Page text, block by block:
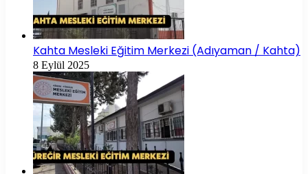
Kahta Mesleki Eğitim Merkezi (Adıyaman / Kahta)
8 Eylül 2025